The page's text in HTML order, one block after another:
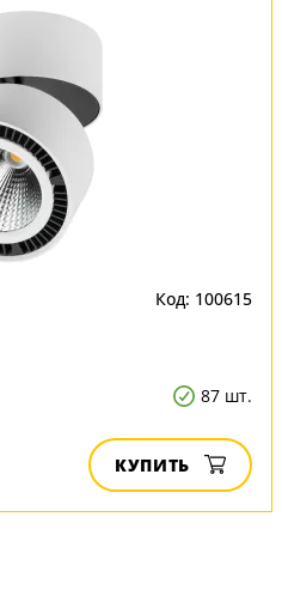
Код: 100615
87 шт.
КУПИТЬ